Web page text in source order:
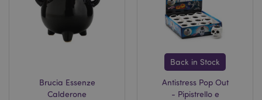
Brucia Essenze
Calderone
Back in Stock
Antistress Pop Out
- Pipistrello e